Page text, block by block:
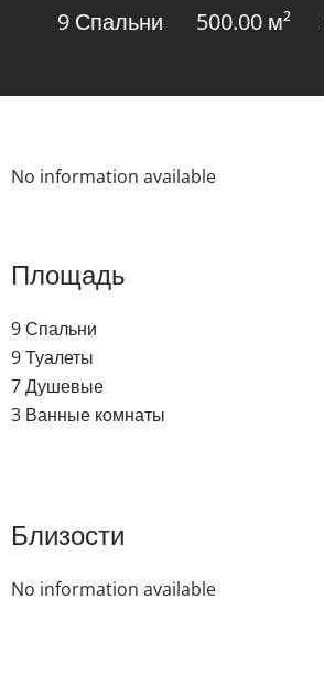
9 Спальни
500.00м²
No information available
Площадь
9 Спальни
9 Туалеты
7 Душевые
3 Ванные комнаты
Близости
No information available